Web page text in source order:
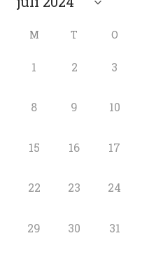
M T O
1 2 3
8 9 10
15 16 17
22 23 24
29 30 31